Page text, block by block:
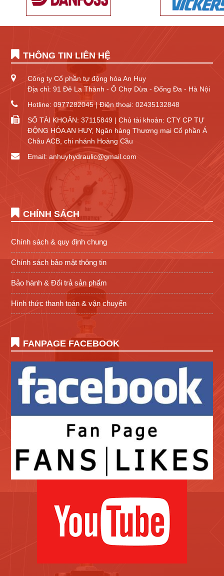
THÔNG TIN LIÊN HỆ
Công ty Cổ phần tự động hóa An Huy
Địa chỉ: 91 Đê La Thành - Ô Chợ Dừa - Đống Đa - Hà Nội
Hotline: 0977282045 | Điện thoại: 02435132848
SỐ TÀI KHOẢN: 37115849 | Chủ tài khoản: CTY CP TỰ
ĐỘNG HÓA AN HUY, Ngân hàng Thương mại Cổ phần Á
Châu ACB, chi nhánh Hoàng Cầu
Email: anhuyhydraulic@gmail.com
CHÍNH SÁCH
Chính sách & quy định chung
Chính sách bảo mật thông tin
Bảo hành & Đổi trả sản phẩm
Hình thức thanh toán & vận chuyển
FANPAGE FACEBOOK